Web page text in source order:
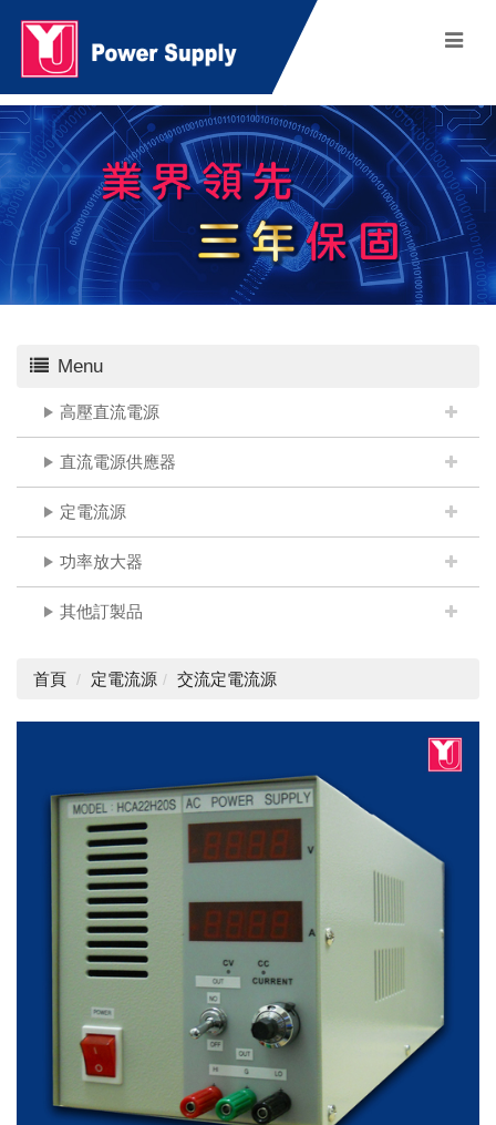
Menu
高壓直流電源
直流電源供應器
定電流源
功率放大器
其他訂製品
首頁 定電流源 交流定電流源